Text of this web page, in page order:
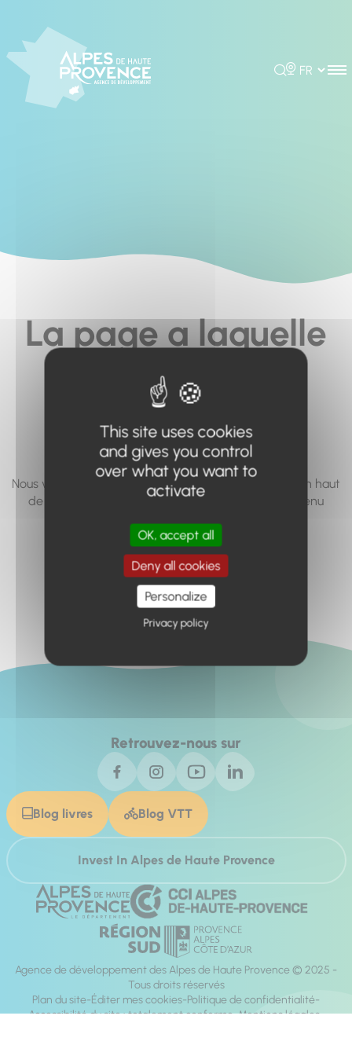
Rechercher
Choisir la
La page a laquelle
vous cherchez à
accéder n'existe
pas... ou plus.
Nous vous invitons à utiliser le moteur de recherche en haut
de page, ou à utiliser le menu pour trouver le contenu
Retour à l'accueil
Retrouvez-nous sur
Blog livres Blog VTT
Invest In Alpes de Haute Provence
Agence de développement des Alpes de Haute Provence © 2025 -
Tous droits réservés
Plan du site Éditer mes cookies Politique de confidentialité
Accessibilité du site : totalement conforme Mentions légales
This site uses cookies
and gives you control
over what you want to
activate
OK, accept all
Deny all cookies
Personalize
Privacy policy